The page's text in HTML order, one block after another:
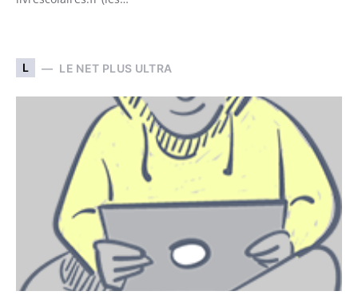
L LE NET PLUS ULTRA